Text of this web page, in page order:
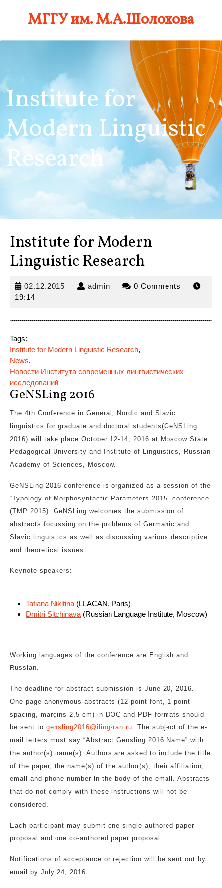
МГГУ им. М.А.Шолохова
Institute for
Modern Linguistic
Research
Institute for Modern
Linguistic Research
02.12.2015 02.12.2015
admin admin 0 Comments
19:14
Tags:
Institute for Modern Linguistic Research, —
News, —
Новости Института современных лингвистических
исследований
GeNSLing 2016
The 4th Conference in General, Nordic and Slavic
linguistics for graduate and doctoral students(GeNSLing
2016) will take place October 12-14, 2016 at Moscow State
Pedagogical University and Institute of Linguistics, Russian
Academy of Sciences, Moscow.
GeNSLing 2016 conference is organized as a session of the
“Typology of Morphosyntactic Parameters 2015” conference
(TMP 2015). GeNSLing welcomes the submission of
abstracts focussing on the problems of Germanic and
Slavic linguistics as well as discussing various descriptive
and theoretical issues.
Keynote speakers:
Tatiana Nikitina (LLACAN, Paris)
Dmitri Sitchinava (Russian Language Institute, Moscow)
Working languages of the conference are English and
Russian.
The deadline for abstract submission is June 20, 2016.
One-page anonymous abstracts (12 point font, 1 point
spacing, margins 2,5 cm) in DOC and PDF formats should
be sent to gensling2016@iling-ran.ru. The subject of the e-
mail letters must say “Abstract Gensling 2016 Name” with
the author(s) name(s). Authors are asked to include the title
of the paper, the name(s) of the author(s), their affiliation,
email and phone number in the body of the email. Abstracts
that do not comply with these instructions will not be
considered.
Each participant may submit one single-authored paper
proposal and one co-authored paper proposal.
Notifications of acceptance or rejection will be sent out by
email by July 24, 2016.